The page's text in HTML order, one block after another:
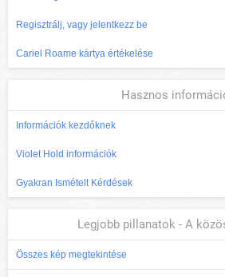
Regisztrálj, vagy jelentkezz be
Cariel Roame kártya értékelése
Hasznos
Információk kezdőknek
Violet Hold információk
Gyakran Ismételt Kérdések
Legjobb pillanatok - A
Összes kép megtekintése